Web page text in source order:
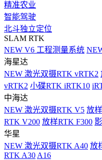
精准农业
智能驾驶
北斗独立定位
SLAM RTK
NEW V6 工程测量系统
海星达
NEW 激光双摄RTK vRTK2
vRTK2 小碟RTK iRTK10
中海达
NEW 激光双摄RTK V5 放
RTK V200 放样RTK F300
华星
NEW 激光双摄RTK A40 放
RTK A30 A16